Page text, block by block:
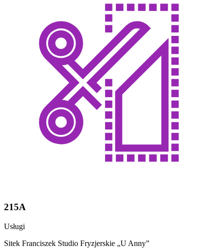
215A
Usługi
Sitek Franciszek Studio Fryzjerskie „U Anny”